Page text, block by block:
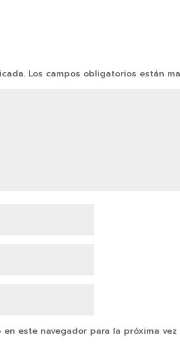
Los campos obligatorios están
este navegador para la próxima